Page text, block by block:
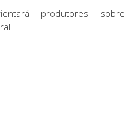
produtores